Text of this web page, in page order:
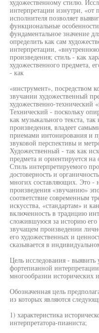
художественному стилю.
интерпретации изнутри, «от
исполнителя позволяет
функциональные
фундаментальное значение
определить как сам
интерпретации,
произведения; стиль - как
художественного предмета,
- как
«инструмент», посредством
звучании художественный
художественно-технический
Технический - поскольку
как музыкального текста,
произведения, владеет
приемами интонирования и
звуковой перспективы и
Художественный - так как
предмета и ориентируется
Стиль интерпретируемого
достоверность и
многих составляющих. Это -
произведения «звучанию»
соответствие современным
искусства, «стандартам» и
включенность в традицию
сложившуюся за историю
звучащем произведении
его художественных и
сказывается в
Цель исследования -
фортепианной
многообразии исторических
Обозначенная цель
из которых являются
1) характеристика
интерпретатора-пианиста;